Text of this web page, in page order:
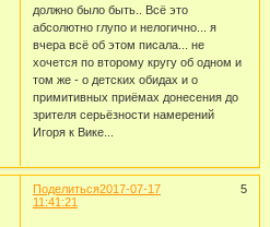
должно было быть.. Всё это
абсолютно глупо и нелогично... я
вчера всё об этом писала... не
хочется по второму кругу об одном и
том же - о детских обидах и о
примитивных приёмах донесения до
зрителя серьёзности намерений
Игоря к Вике...
Поделиться 5
2017-07-17
11:41:21